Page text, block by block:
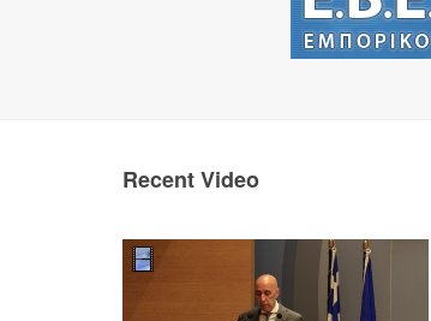
Recent Video